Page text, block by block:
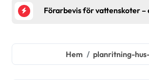
Förarbevis för vattenskoter
Hem planritning-